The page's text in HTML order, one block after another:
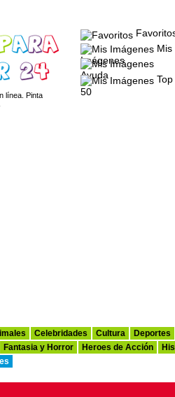
línea. Pinta
Mis
Imágenes
Ayuda
Top
50
Celebridades Cultura
Deportes
Fantasia y Horror Heroes de Acción